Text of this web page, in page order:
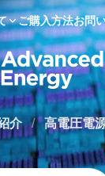
ご購入方法お問
介 / 高電圧電